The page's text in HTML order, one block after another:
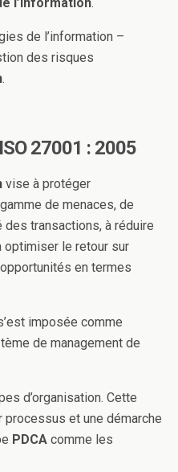
de l’information –
des risques
.
27001 : 2005
vise à protéger
de menaces, de
des transactions, à réduire
le retour sur
en termes
imposée comme
de management de
d’organisation. Cette
et une démarche
PDCA comme les